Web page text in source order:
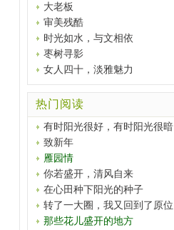
大老板
审美残酷
时光如水，与文相依
枣树寻影
女人四十，淡雅魅力
热门阅读
有时阳光很好，有时阳光很暗
致新年
雁园情
你若盛开，清风自来
在心田种下阳光的种子
转了一大圈，我又回到了原位
那些花儿盛开的地方